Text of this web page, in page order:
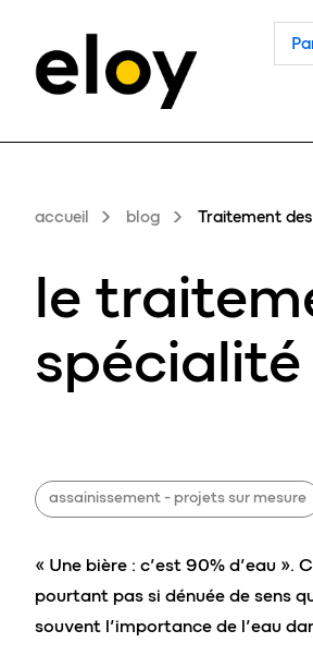
accueil blog Traitement
le
spécialité
assainissement - projets sur mesure
« Une bière : c’est 90% d’eau ».
pourtant pas si dénuée de sens
souvent l’importance de l’eau